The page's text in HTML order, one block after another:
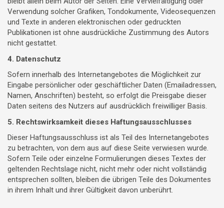
Verwendung solcher Grafiken, Tondokumente, Videosequenzen
und Texte in anderen elektronischen oder gedruckten
Publikationen ist ohne ausdrückliche Zustimmung des Autors
nicht gestattet.
4. Datenschutz
Sofern innerhalb des Internetangebotes die Möglichkeit zur
Eingabe persönlicher oder geschäftlicher Daten (Emailadressen,
Namen, Anschriften) besteht, so erfolgt die Preisgabe dieser
Daten seitens des Nutzers auf ausdrücklich freiwilliger Basis.
5. Rechtswirksamkeit dieses Haftungsausschlusses
Dieser Haftungsausschluss ist als Teil des Internetangebotes
zu betrachten, von dem aus auf diese Seite verwiesen wurde.
Sofern Teile oder einzelne Formulierungen dieses Textes der
geltenden Rechtslage nicht, nicht mehr oder nicht vollständig
entsprechen sollten, bleiben die übrigen Teile des Dokumentes
in ihrem Inhalt und ihrer Gültigkeit davon unberührt.